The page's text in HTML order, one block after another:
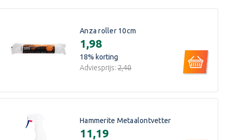
Anza roller 10cm
€1,98
18% korting
Adviesprijs: €2,40
Hammerite Metaalontvetter
€11,19